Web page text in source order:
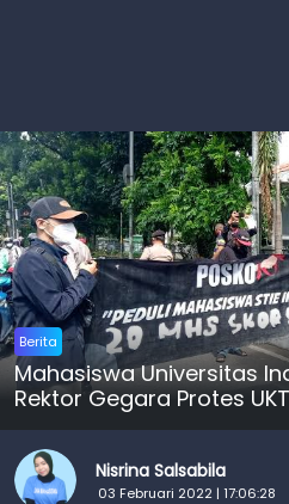
Berita
Mahasiswa Universitas
Rektor Gegara Protes
Nisrina Salsabila
03 Februari 2022 | 17:06:28